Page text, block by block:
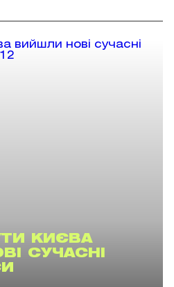
КИЄВА
СУЧАСНІ